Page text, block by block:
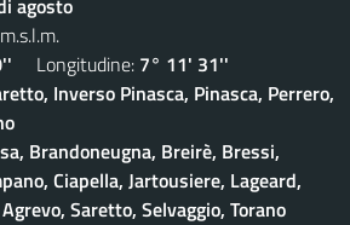
agosto
m.s.l.m.
Longitudine: 7° 11' 31''
Inverso Pinasca, Pinasca, Perrero,
Brandoneugna, Breirè, Bressi,
Ciapella, Jartousiere, Lageard,
Saretto, Selvaggio, Torano